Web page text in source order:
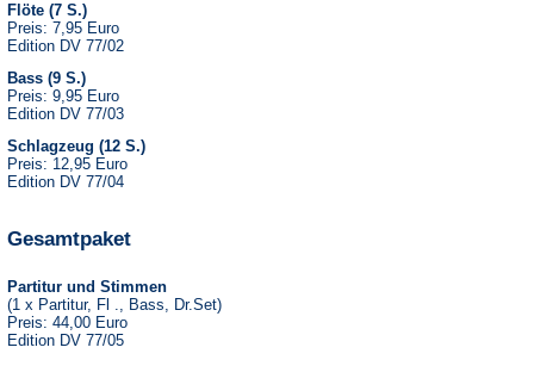
Flöte (7 S.)
Preis: 7,95 Euro
Edition DV 77/02
Bass (9 S.)
Preis: 9,95 Euro
Edition DV 77/03
Schlagzeug (12 S.)
Preis: 12,95 Euro
Edition DV 77/04
Gesamtpaket
Partitur und Stimmen
(1 x Partitur, Fl ., Bass, Dr.Set)
Preis: 44,00 Euro
Edition DV 77/05